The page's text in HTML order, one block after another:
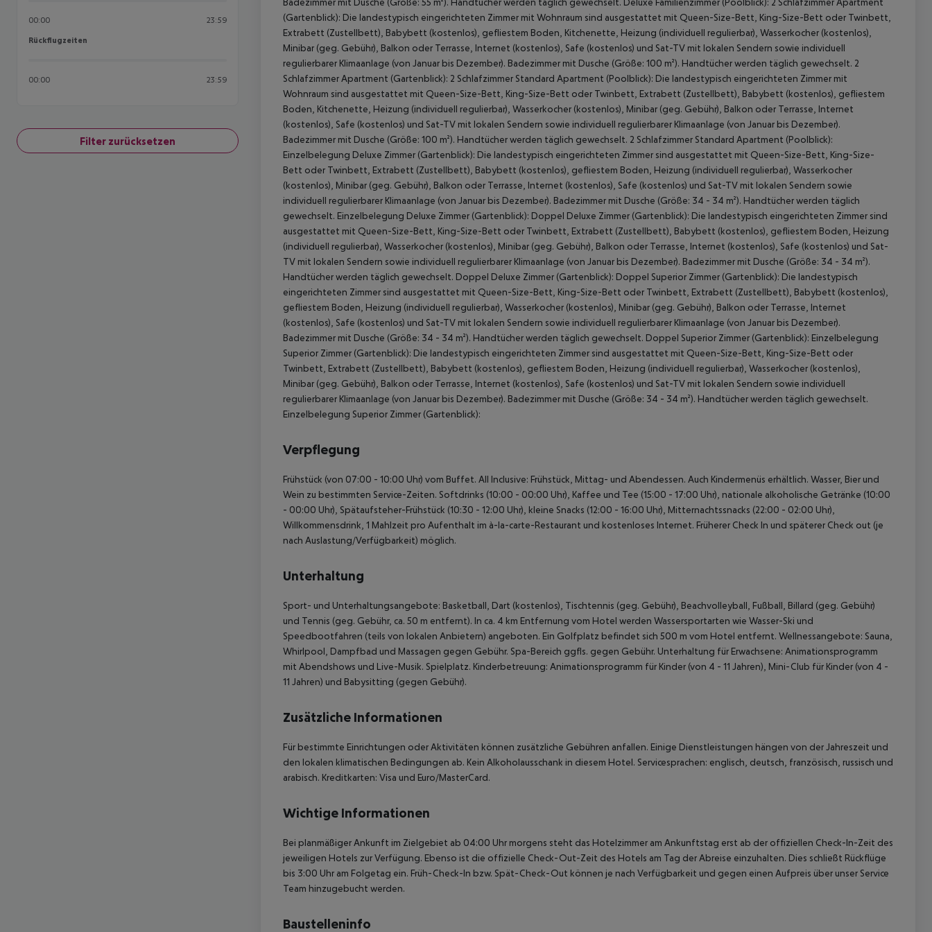
00:00 23:59
Rückflugzeiten
Rückflugzeiten
00:00 23:59
Filter zurücksetzen
(Gartenblick): Die landestypisch eingerichteten Zimmer mit Wohnraum sind ausgestattet mit Queen-Size-Bett, King-Size-Bett oder Twinbett,
Extrabett (Zustellbett), Babybett (kostenlos), gefliestem Boden, Kitchenette, Heizung (individuell regulierbar), Wasserkocher (kostenlos),
Minibar (geg. Gebühr), Balkon oder Terrasse, Internet (kostenlos), Safe (kostenlos) und Sat-TV mit lokalen Sendern sowie individuell
regulierbarer Klimaanlage (von Januar bis Dezember). Badezimmer mit Dusche (Größe: 100 m²). Handtücher werden täglich gewechselt. 2
Schlafzimmer Apartment (Gartenblick): 2 Schlafzimmer Standard Apartment (Poolblick): Die landestypisch eingerichteten Zimmer mit
Wohnraum sind ausgestattet mit Queen-Size-Bett, King-Size-Bett oder Twinbett, Extrabett (Zustellbett), Babybett (kostenlos), gefliestem
Boden, Kitchenette, Heizung (individuell regulierbar), Wasserkocher (kostenlos), Minibar (geg. Gebühr), Balkon oder Terrasse, Internet
(kostenlos), Safe (kostenlos) und Sat-TV mit lokalen Sendern sowie individuell regulierbarer Klimaanlage (von Januar bis Dezember).
Badezimmer mit Dusche (Größe: 100 m²). Handtücher werden täglich gewechselt. 2 Schlafzimmer Standard Apartment (Poolblick):
Einzelbelegung Deluxe Zimmer (Gartenblick): Die landestypisch eingerichteten Zimmer sind ausgestattet mit Queen-Size-Bett, King-Size-
Bett oder Twinbett, Extrabett (Zustellbett), Babybett (kostenlos), gefliestem Boden, Heizung (individuell regulierbar), Wasserkocher
(kostenlos), Minibar (geg. Gebühr), Balkon oder Terrasse, Internet (kostenlos), Safe (kostenlos) und Sat-TV mit lokalen Sendern sowie
individuell regulierbarer Klimaanlage (von Januar bis Dezember). Badezimmer mit Dusche (Größe: 34 - 34 m²). Handtücher werden täglich
gewechselt. Einzelbelegung Deluxe Zimmer (Gartenblick): Doppel Deluxe Zimmer (Gartenblick): Die landestypisch eingerichteten Zimmer sind
ausgestattet mit Queen-Size-Bett, King-Size-Bett oder Twinbett, Extrabett (Zustellbett), Babybett (kostenlos), gefliestem Boden, Heizung
(individuell regulierbar), Wasserkocher (kostenlos), Minibar (geg. Gebühr), Balkon oder Terrasse, Internet (kostenlos), Safe (kostenlos) und Sat-
TV mit lokalen Sendern sowie individuell regulierbarer Klimaanlage (von Januar bis Dezember). Badezimmer mit Dusche (Größe: 34 - 34 m²).
Handtücher werden täglich gewechselt. Doppel Deluxe Zimmer (Gartenblick): Doppel Superior Zimmer (Gartenblick): Die landestypisch
eingerichteten Zimmer sind ausgestattet mit Queen-Size-Bett, King-Size-Bett oder Twinbett, Extrabett (Zustellbett), Babybett (kostenlos),
gefliestem Boden, Heizung (individuell regulierbar), Wasserkocher (kostenlos), Minibar (geg. Gebühr), Balkon oder Terrasse, Internet
(kostenlos), Safe (kostenlos) und Sat-TV mit lokalen Sendern sowie individuell regulierbarer Klimaanlage (von Januar bis Dezember).
Badezimmer mit Dusche (Größe: 34 - 34 m²). Handtücher werden täglich gewechselt. Doppel Superior Zimmer (Gartenblick): Einzelbelegung
Superior Zimmer (Gartenblick): Die landestypisch eingerichteten Zimmer sind ausgestattet mit Queen-Size-Bett, King-Size-Bett oder
Twinbett, Extrabett (Zustellbett), Babybett (kostenlos), gefliestem Boden, Heizung (individuell regulierbar), Wasserkocher (kostenlos),
Minibar (geg. Gebühr), Balkon oder Terrasse, Internet (kostenlos), Safe (kostenlos) und Sat-TV mit lokalen Sendern sowie individuell
regulierbarer Klimaanlage (von Januar bis Dezember). Badezimmer mit Dusche (Größe: 34 - 34 m²). Handtücher werden täglich gewechselt.
Einzelbelegung Superior Zimmer (Gartenblick):
Verpflegung
Frühstück (von 07:00 - 10:00 Uhr) vom Buffet. All Inclusive: Frühstück, Mittag- und Abendessen. Auch Kindermenüs erhältlich. Wasser, Bier und
Wein zu bestimmten Service-Zeiten. Softdrinks (10:00 - 00:00 Uhr), Kaffee und Tee (15:00 - 17:00 Uhr), nationale alkoholische Getränke (10:00
- 00:00 Uhr), Spätaufsteher-Frühstück (10:30 - 12:00 Uhr), kleine Snacks (12:00 - 16:00 Uhr), Mitternachtssnacks (22:00 - 02:00 Uhr),
Willkommensdrink, 1 Mahlzeit pro Aufenthalt im à-la-carte-Restaurant und kostenloses Internet. Früherer Check In und späterer Check out (je
nach Auslastung/Verfügbarkeit) möglich.
Unterhaltung
Sport- und Unterhaltungsangebote: Basketball, Dart (kostenlos), Tischtennis (geg. Gebühr), Beachvolleyball, Fußball, Billard (geg. Gebühr)
und Tennis (geg. Gebühr, ca. 50 m entfernt). In ca. 4 km Entfernung vom Hotel werden Wassersportarten wie Wasser-Ski und
Speedbootfahren (teils von lokalen Anbietern) angeboten. Ein Golfplatz befindet sich 500 m vom Hotel entfernt. Wellnessangebote: Sauna,
Whirlpool, Dampfbad und Massagen gegen Gebühr. Spa-Bereich ggfls. gegen Gebühr. Unterhaltung für Erwachsene: Animationsprogramm
mit Abendshows und Live-Musik. Spielplatz. Kinderbetreuung: Animationsprogramm für Kinder (von 4 - 11 Jahren), Mini-Club für Kinder (von 4 -
11 Jahren) und Babysitting (gegen Gebühr).
Zusätzliche Informationen
Für bestimmte Einrichtungen oder Aktivitäten können zusätzliche Gebühren anfallen. Einige Dienstleistungen hängen von der Jahreszeit und
den lokalen klimatischen Bedingungen ab. Kein Alkoholausschank in diesem Hotel. Servicesprachen: englisch, deutsch, französisch, russisch und
arabisch. Kreditkarten: Visa und Euro/MasterCard.
Wichtige Informationen
Bei planmäßiger Ankunft im Zielgebiet ab 04:00 Uhr morgens steht das Hotelzimmer am Ankunftstag erst ab der offiziellen Check-In-Zeit des
jeweiligen Hotels zur Verfügung. Ebenso ist die offizielle Check-Out-Zeit des Hotels am Tag der Abreise einzuhalten. Dies schließt Rückflüge
bis 3:00 Uhr am Folgetag ein. Früh-Check-In bzw. Spät-Check-Out können je nach Verfügbarkeit und gegen einen Aufpreis über unser Service
Team hinzugebucht werden.
Baustelleninfo